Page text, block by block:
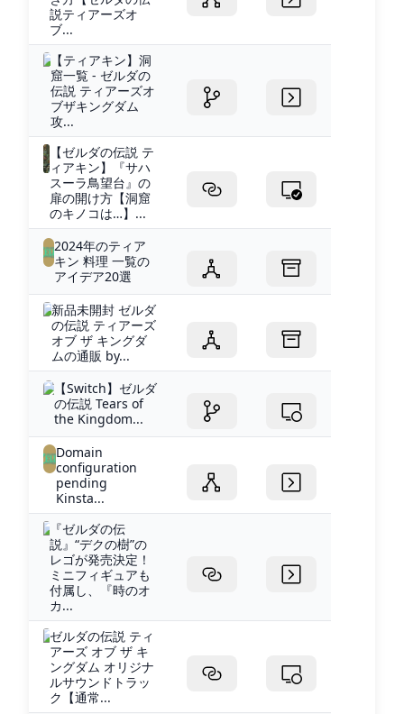
説ティアーズオ
ブ...
【ティアキン】洞
窟一覧 - ゼルダの
伝説 ティアーズオ
ブザキングダム
攻...
【ゼルダの伝説 テ
ィアキン】『サハ
スーラ鳥望台』の
扉の開け方【洞窟
のキノコは…】...
2024年のティア
キン 料理 一覧の
アイデア20選
新品未開封 ゼルダ
の伝説 ティアーズ
オブ ザ キングダ
ムの通販 by...
【Switch】ゼルダ
の伝説 Tears of
the Kingdom...
Domain
configuration
pending
Kinsta...
『ゼルダの伝
説』“デクの樹”の
レゴが発売決定！
ミニフィギュアも
付属し、『時のオ
カ...
ゼルダの伝説 ティ
アーズ オブ ザ キ
ングダム オリジナ
ルサウンドトラッ
ク【通常...